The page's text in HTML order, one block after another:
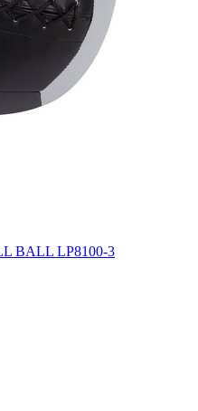
BALL LP8100-3